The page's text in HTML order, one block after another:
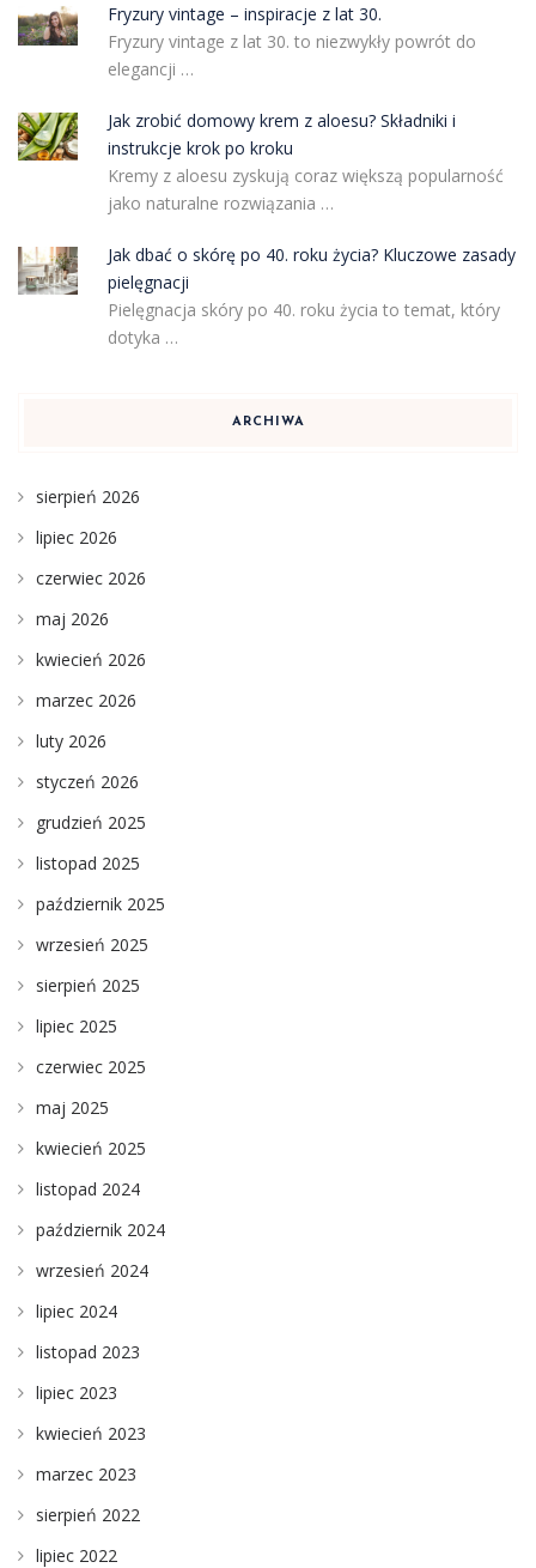
Fryzury vintage – inspiracje z lat 30.
Fryzury vintage z lat 30. to niezwykły powrót do
elegancji …
Jak zrobić domowy krem z aloesu? Składniki i
instrukcje krok po kroku
Kremy z aloesu zyskują coraz większą popularność
jako naturalne rozwiązania …
Jak dbać o skórę po 40. roku życia? Kluczowe zasady
pielęgnacji
Pielęgnacja skóry po 40. roku życia to temat, który
dotyka …
ARCHIWA
sierpień 2026
lipiec 2026
czerwiec 2026
maj 2026
kwiecień 2026
marzec 2026
luty 2026
styczeń 2026
grudzień 2025
listopad 2025
październik 2025
wrzesień 2025
sierpień 2025
lipiec 2025
czerwiec 2025
maj 2025
kwiecień 2025
listopad 2024
październik 2024
wrzesień 2024
lipiec 2024
listopad 2023
lipiec 2023
kwiecień 2023
marzec 2023
sierpień 2022
lipiec 2022